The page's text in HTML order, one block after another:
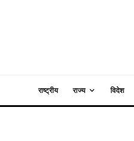
राष्ट्रीय राज्य विदेश